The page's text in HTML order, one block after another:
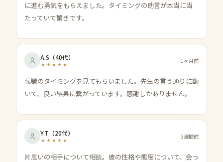
に進む勇気をもらえました。タイミングの助言が本当に当
たっていて驚きです。
A.S （40代） 1ヶ月前
転職のタイミングを見てもらいました。先生の言う通りに動
いて、良い結果に繋がっています。感謝しかありません。
Y.T （20代） 3週間前
片思いの相手について相談。彼の性格や態度について、会っ